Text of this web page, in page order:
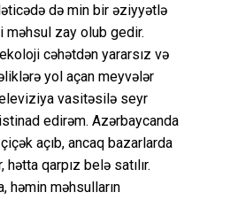
də min bir əziyyətlə
məhsul zay olub gedir.
cəhətdən yararsız və
yol açan meyvələr
vasitəsilə seyr
edirəm. Azərbaycanda
açıb, ancaq bazarlarda
qarpız belə satılır.
həmin məhsulların